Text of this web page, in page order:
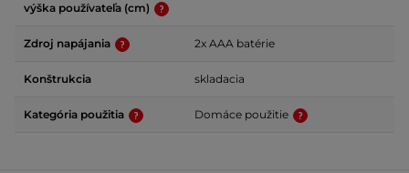
výška používateľa (cm)
Zdroj napájania 2x AAA batérie
Konštrukcia skladacia
Kategória použitia Domáce použitie